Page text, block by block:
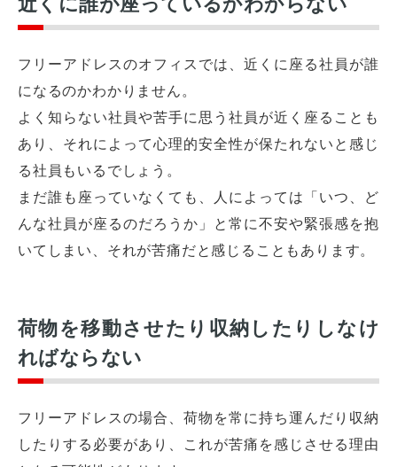
フリーアドレスのオフィスでは、近くに座る社員が誰
になるのかわかりません。
よく知らない社員や苦手に思う社員が近く座ることも
あり、それによって心理的安全性が保たれないと感じ
る社員もいるでしょう。
まだ誰も座っていなくても、人によっては「いつ、ど
んな社員が座るのだろうか」と常に不安や緊張感を抱
いてしまい、それが苦痛だと感じることもあります。
荷物を移動させたり収納したりしなけ
ればならない
フリーアドレスの場合、荷物を常に持ち運んだり収納
したりする必要があり、これが苦痛を感じさせる理由